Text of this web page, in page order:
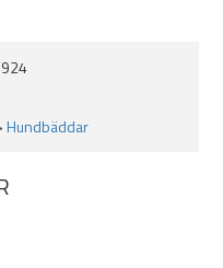
Hundbäddar